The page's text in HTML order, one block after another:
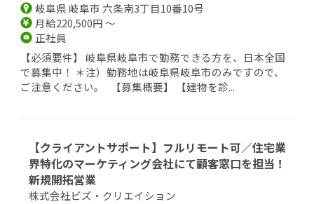
岐阜県 岐阜市 六条南3丁目10番10号
月給220,500円 ～
正社員
【必須要件】 岐阜県岐阜市で勤務できる方を、日本全国
で募集中！ ＊注）勤務地は岐阜県岐阜市のみですので、
ご注意ください。 【募集概要】 【建物を診...
【クライアントサポート】フルリモート可／住宅業
界特化のマーケティング会社にて顧客窓口を担当！
新規開拓営業
株式会社ビズ・クリエイション